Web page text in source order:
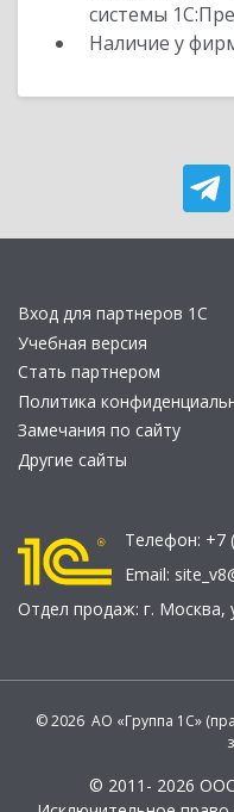
системы
Наличие у
Вход для партнеров 1С
Учебная версия
Стать партнером
Политика
Замечания по сайту
Другие сайты
Телефон: +7
Email:
Отдел продаж: г. Москва,
© 2026 АО «Группа 1С»
© 2011- 2026